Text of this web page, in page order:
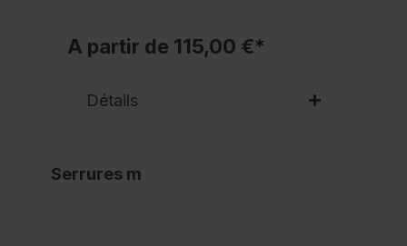
A partir de 115,00 €*
Détails
Serrures m